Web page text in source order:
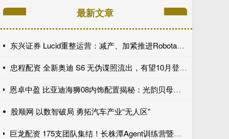
最新文章
东兴证券 Lucid重整运营：减产、加紧推进Robotaxi、性价比车型继续跳票
忠程配资 全新奥迪 S6 无伪谍照流出，有望10月登陆巴黎车展完成首秀!
恩卓中盈 比亚迪海狮08内饰配置揭秘：光韵贝母饰条搭配25扬帝瓦雷音响登场
股顺网 以数智破局 勇拓汽车产业“无人区”
巨龙配资 175支团队集结！长株潭Agent训练营暨创新开发大赛第一期训练营开讲